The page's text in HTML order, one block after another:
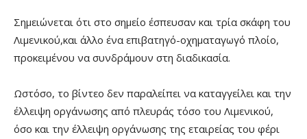
Σημειώνεται ότι στο σημείο έσπευσαν και τρία σκάφη του
Λιμενικού,και άλλο ένα επιβατηγό-οχηματαγωγό πλοίο,
προκειμένου να συνδράμουν στη διαδικασία.
Ωστόσο, το βίντεο δεν παραλείπει να καταγγείλει και την
έλλειψη οργάνωσης από πλευράς τόσο του Λιμενικού,
όσο και την έλλειψη οργάνωσης της εταιρείας του φέρι